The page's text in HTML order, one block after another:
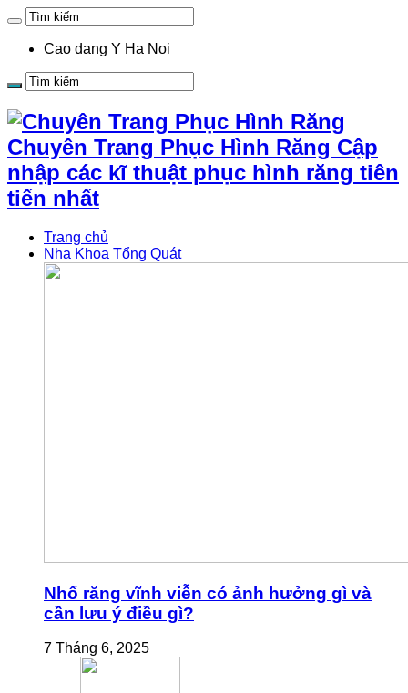
Cao dang Y Ha Noi
Chuyên Trang Phục Hình Răng Cập
nhập các kĩ thuật phục hình răng tiên
tiến nhất
Trang chủ
Nha Khoa Tổng Quát
Nhổ răng vĩnh viễn có ảnh hưởng gì và
cần lưu ý điều gì?
7 Tháng 6, 2025